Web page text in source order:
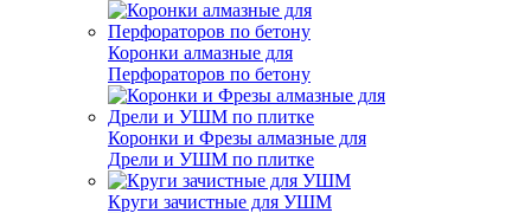
Коронки алмазные для
Перфораторов по бетону
Коронки и Фрезы алмазные для
Дрели и УШМ по плитке
Круги зачистные для УШМ